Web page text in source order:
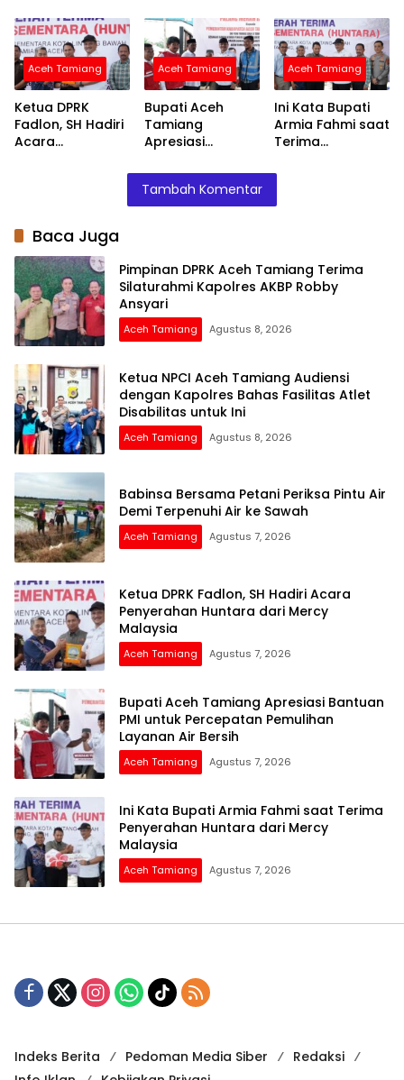
Kapolres AKBP
Robby Ansyari
Fasilitas Atlet
Disabilitas untuk
Ini
Air ke Sawah
Aceh Tamiang
Ketua DPRK
Fadlon, SH Hadiri
Acara
Aceh Tamiang
Bupati Aceh
Tamiang
Apresiasi
untuk
Percepatan
Pemulihan
Aceh Tamiang
Ini Kata Bupati
Armia Fahmi saat
Terima
Huntara dari
Tambah Komentar
Baca Juga
Pimpinan DPRK Aceh Tamiang Terima
Silaturahmi Kapolres AKBP Robby
Ansyari
Aceh Tamiang Agustus 8, 2026
Ketua NPCI Aceh Tamiang Audiensi
dengan Kapolres Bahas Fasilitas Atlet
Disabilitas untuk Ini
Aceh Tamiang Agustus 8, 2026
Babinsa Bersama Petani Periksa Pintu Air
Demi Terpenuhi Air ke Sawah
Aceh Tamiang Agustus 7, 2026
Ketua DPRK Fadlon, SH Hadiri Acara
Penyerahan Huntara dari Mercy
Malaysia
Aceh Tamiang Agustus 7, 2026
Bupati Aceh Tamiang Apresiasi Bantuan
PMI untuk Percepatan Pemulihan
Layanan Air Bersih
Aceh Tamiang Agustus 7, 2026
Ini Kata Bupati Armia Fahmi saat Terima
Penyerahan Huntara dari Mercy
Malaysia
Aceh Tamiang Agustus 7, 2026
Indeks Berita Pedoman Media Siber
Redaksi